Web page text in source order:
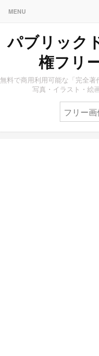
MENU
パブリック
権フリ
無料で商用利用可能な「完全
写真・イラスト・絵